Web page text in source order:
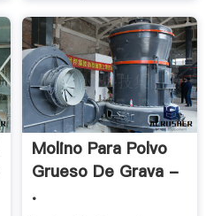
Molino Para Polvo
Grueso De Grava -
.